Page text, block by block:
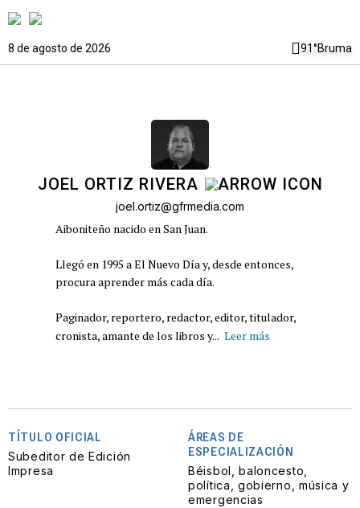
8 de agosto de 2026 91°Bruma
JOEL ORTIZ RIVERA
joel.ortiz@gfrmedia.com
Aiboniteño nacido en San Juan.
Llegó en 1995 a El Nuevo Día y, desde entonces,
procura aprender más cada día.
Paginador, reportero, redactor, editor, titulador,
cronista, amante de los libros y... Leer más
TÍTULO OFICIAL
Subeditor de Edición
Impresa
ÁREAS DE
ESPECIALIZACIÓN
Béisbol, baloncesto,
política, gobierno, música y
emergencias